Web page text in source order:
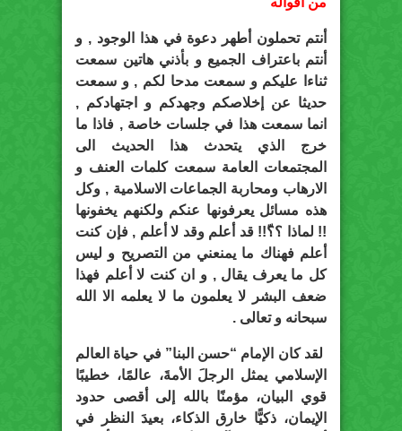
أنتم تحملون أطهر دعوة في هذا الوجود , و
أنتم باعتراف الجميع و بأذني هاتين سمعت
ثناءا عليكم و سمعت مدحا لكم , و سمعت
حديثا عن إخلاصكم وجهدكم و اجتهادكم ,
انما سمعت هذا في جلسات خاصة , فاذا ما
خرج الذي يتحدث هذا الحديث الى
المجتمعات العامة سمعت كلمات العنف و
الارهاب ومحاربة الجماعات الاسلامية , وكل
هذه مسائل يعرفونها عنكم ولكنهم يخفونها
!! لماذا ؟؟ّ!! قد أعلم وقد لا أعلم , فإن كنت
أعلم فهناك ما يمنعني من التصريح و ليس
كل ما يعرف يقال , و ان كنت لا أعلم فهذا
ضعف البشر لا يعلمون ما لا يعلمه الا الله
سبحانه و تعالى .
لقد كان الإمام “حسن البنا” في حياة العالم
الإسلامي يمثل الرجلَ الأمةَ، عالمًا، خطيبًا
قوي البيان، مؤمنًا بالله إلى أقصى حدود
الإيمان، ذكيًّا خارق الذكاء، بعيدَ النظر في